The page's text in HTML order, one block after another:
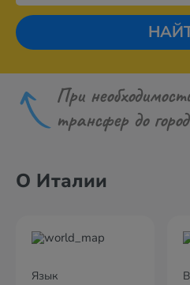
При
трансфер до
О Италии
Язык